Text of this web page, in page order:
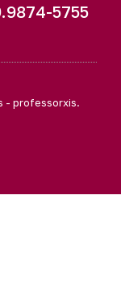
5755
- professorxis.